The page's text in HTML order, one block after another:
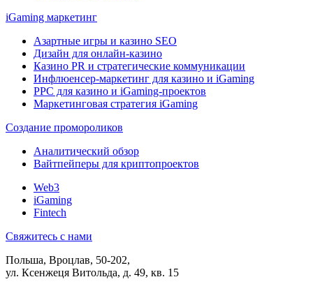
iGaming маркетинг
Азартные игры и казино SEO
Дизайн для онлайн-казино
Казино PR и стратегические коммуникации
Инфлюенсер-маркетинг для казино и iGaming
PPC для казино и iGaming-проектов
Маркетинговая стратегия iGaming
Создание промороликов
Аналитический обзор
Вайтпейперы для криптопроектов
Web3
iGaming
Fintech
Свяжитесь с нами
Польша, Вроцлав, 50-202,
ул. Ксенжеця Витольда, д. 49, кв. 15